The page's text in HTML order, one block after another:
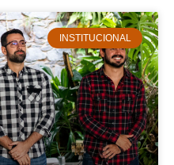
INSTITUCIONAL